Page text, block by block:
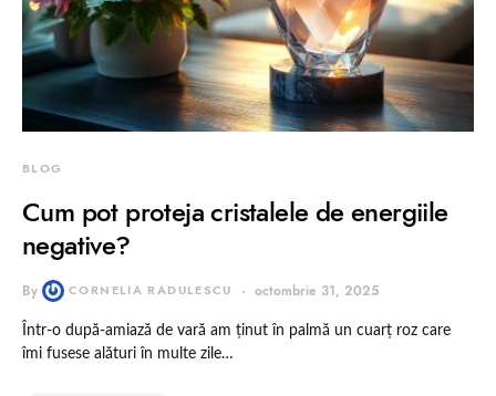
BLOG
Cum pot proteja cristalele de energiile
negative?
By CORNELIA RADULESCU octombrie 31, 2025
Într-o după-amiază de vară am ținut în palmă un cuarț roz care
îmi fusese alături în multe zile…